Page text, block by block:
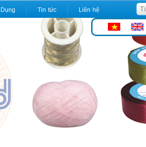
Tin tức Liên hệ